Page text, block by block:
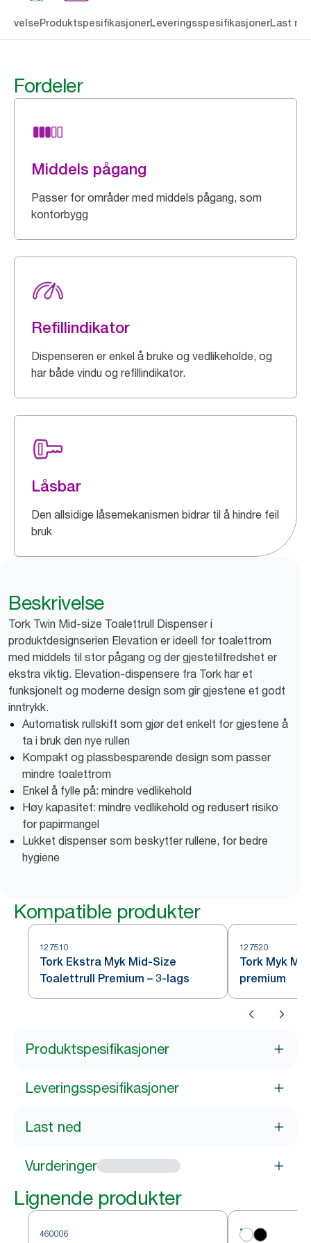
ProduktspesifikasjonerLeveringsspesifikasjonerLast
Fordeler
Middels pågang
Passer for områder med middels pågang, som
kontorbygg
Refillindikator
Dispenseren er enkel å bruke og vedlikeholde, og
har både vindu og refillindikator.
Låsbar
Den allsidige låsemekanismen bidrar til å hindre feil
bruk
Beskrivelse
Tork Twin Mid-size Toalettrull Dispenser i
produktdesignserien Elevation er ideell for toalettrom
med middels til stor pågang og der gjestetilfredshet er
ekstra viktig. Elevation-dispensere fra Tork har et
funksjonelt og moderne design som gir gjestene et godt
inntrykk.
Automatisk rullskift som gjør det enkelt for gjestene å
ta i bruk den nye rullen
Kompakt og plassbesparende design som passer
mindre toalettrom
Enkel å fylle på: mindre vedlikehold
Høy kapasitet: mindre vedlikehold og redusert risiko
for papirmangel
Lukket dispenser som beskytter rullene, for bedre
hygiene
Kompatible produkter
127510
Tork Ekstra Myk Mid-Size
Toalettrull Premium – 3-lags
127520
Tork Myk
premium
Produktspesifikasjoner
Leveringsspesifikasjoner
Last ned
Vurderinger
Lignende produkter
460006